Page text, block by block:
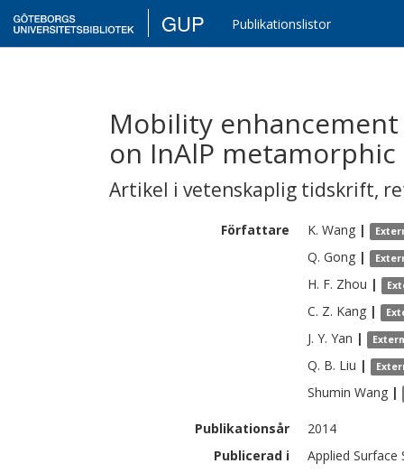
GUP Publikationslistor
Mobility
on InAlP
Artikel i vetenskaplig tidskrift,
Författare K. Wang |
Q. Gong |
H. F. Zhou |
C. Z. Kang |
J. Y. Yan |
Q. B. Liu |
Shumin Wang |
Publikationsår
2014
Publicerad i
Applied Surface